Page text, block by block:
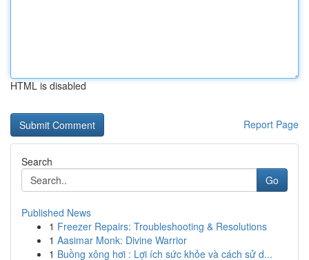
HTML is disabled
Report Page
Search
Go
Published News
1 Freezer Repairs: Troubleshooting & Resolutions
1 Aasimar Monk: Divine Warrior
1 Buồng xông hơi : Lợi ích sức khỏe và cách sử d...